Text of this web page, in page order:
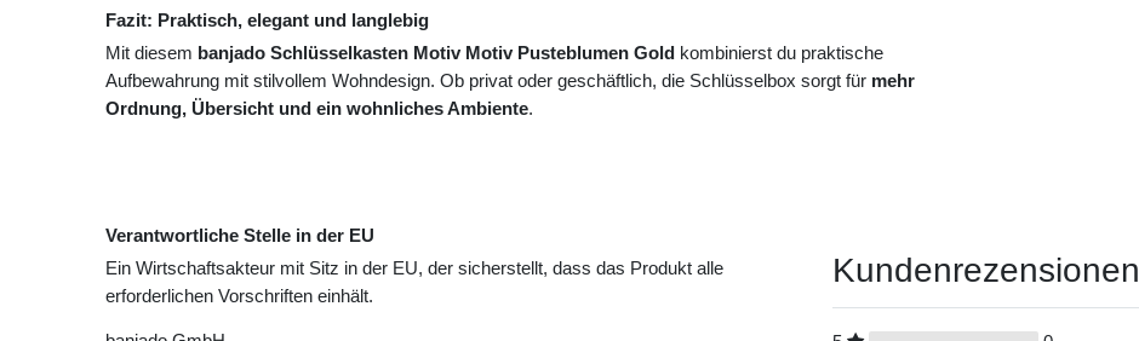
Fazit: Praktisch, elegant und langlebig
Mit diesem banjado Schlüsselkasten Motiv Motiv Pusteblumen Gold kombinierst du praktische
Aufbewahrung mit stilvollem Wohndesign. Ob privat oder geschäftlich, die Schlüsselbox sorgt für mehr
Ordnung, Übersicht und ein wohnliches Ambiente.
Verantwortliche Stelle in der EU
Ein Wirtschaftsakteur mit Sitz in der EU, der sicherstellt, dass das Produkt alle
erforderlichen Vorschriften einhält.
Kundenrezensionen